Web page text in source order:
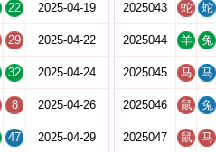
22 2025-04-19
29 2025-04-22
32 2025-04-24
8 2025-04-26
47 2025-04-29
2025043 蛇 蛇
2025044 羊 兔
2025045 马 马
2025046 鼠 兔
2025047 鼠 马